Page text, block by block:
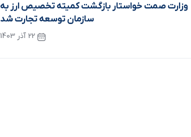
وزارت صمت خواستار بازگشت کمیته تخصیص ارز به
سازمان توسعه تجارت شد
22 آذر 1403